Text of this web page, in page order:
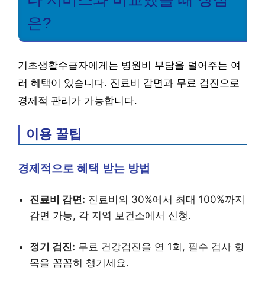
은?
기초생활수급자에게는 병원비 부담을 덜어주는 여
러 혜택이 있습니다. 진료비 감면과 무료 검진으로
경제적 관리가 가능합니다.
이용 꿀팁
경제적으로 혜택 받는 방법
진료비 감면: 진료비의 30%에서 최대 100%까지
감면 가능, 각 지역 보건소에서 신청.
정기 검진: 무료 건강검진을 연 1회, 필수 검사 항
목을 꼼꼼히 챙기세요.